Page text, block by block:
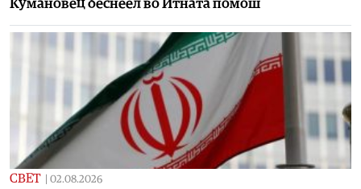
Кумановец беснеел во Итната помош
СВЕТ 02.08.2026